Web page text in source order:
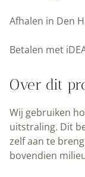
Afhalen in Den
Betalen met
Over dit
Wij gebruiken
uitstraling. Dit
zelf aan te
bovendien